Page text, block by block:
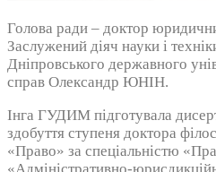
Голова ради – доктор
Заслужений діяч науки і
Дніпровського державного
справ Олександр ЮНІН.
Інга ГУДИМ підготувала
здобуття ступеня доктора
«Право» за спеціальністю